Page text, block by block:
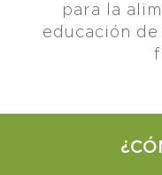
para la
educación